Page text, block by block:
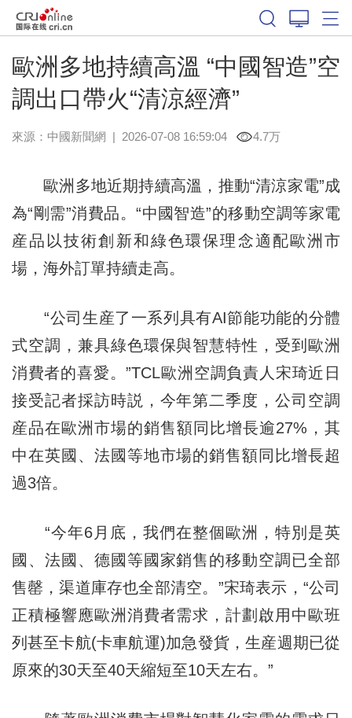
歐洲多地持續高溫 “中國智造”空
調出口帶火“清涼經濟”
來源： 中國新聞網 | 2026-07-08 16:59:04 4.7万
歐洲多地近期持續高溫，推動“清涼家電”成
為“剛需”消費品。“中國智造”的移動空調等家電
産品以技術創新和綠色環保理念適配歐洲市
場，海外訂單持續走高。
“公司生産了一系列具有AI節能功能的分體
式空調，兼具綠色環保與智慧特性，受到歐洲
消費者的喜愛。”TCL歐洲空調負責人宋琦近日
接受記者採訪時説，今年第二季度，公司空調
産品在歐洲市場的銷售額同比增長逾27%，其
中在英國、法國等地市場的銷售額同比增長超
過3倍。
“今年6月底，我們在整個歐洲，特別是英
國、法國、德國等國家銷售的移動空調已全部
售罄，渠道庫存也全部清空。”宋琦表示，“公司
正積極響應歐洲消費者需求，計劃啟用中歐班
列甚至卡航(卡車航運)加急發貨，生産週期已從
原來的30天至40天縮短至10天左右。”